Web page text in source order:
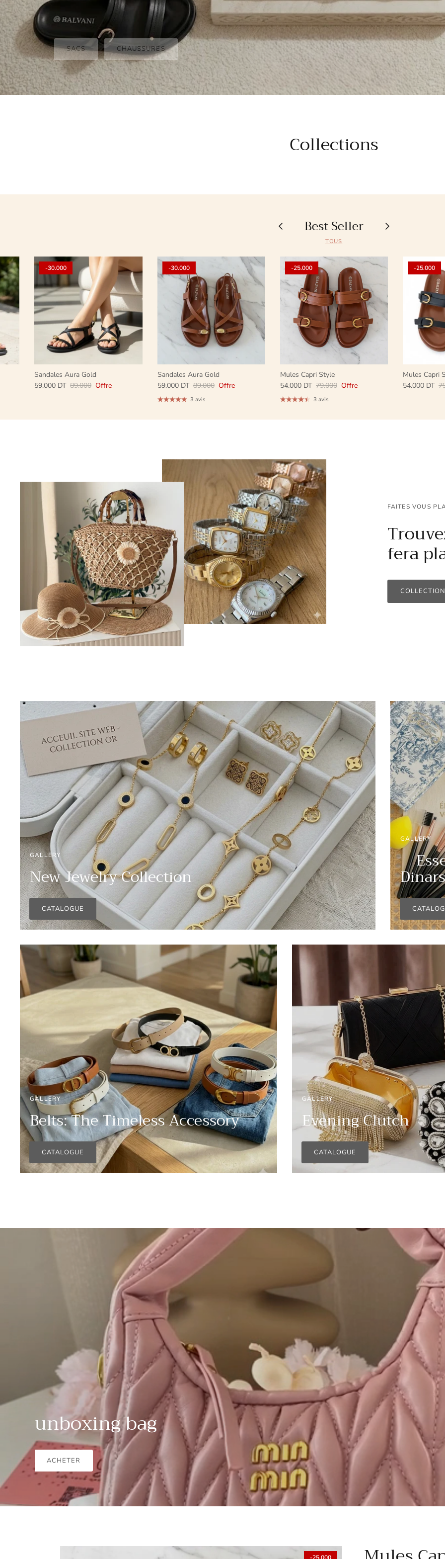
SACS CHAUSSURES
Collections
Best Seller
TOUS
-30.000
Sandales Aura Gold
59.000 DT 89.000 Offre
-30.000
Sandales Aura Gold
59.000 DT 89.000 Offre
3 avis
-25.000
Mules Capri Style
54.000 DT 79.000 Offre
3 avis
-25.000
Mules Capri
54.000 DT
FAITES VOUS
fera
GALLERY
New Jewelry Collection
CATALOGUE
GALLERY
Dinars
GALLERY
Belts: The TimelessAccessory
CATALOGUE
GALLERY
Evening Clutch
CATALOGUE
unboxing bag
ACHETER